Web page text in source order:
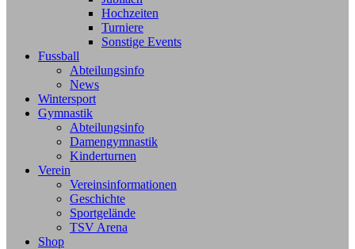
Hochzeiten
Turniere
Sonstige Events
Fussball
Abteilungsinfo
News
Wintersport
Gymnastik
Abteilungsinfo
Damengymnastik
Kinderturnen
Verein
Vereinsinformationen
Geschichte
Sportgelände
TSV Arena
Shop